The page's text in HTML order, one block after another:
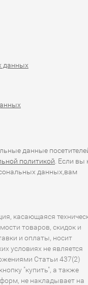
данных
данные
политикой . Если вы
данных,вам
касающаяся
товаров, скидок и
и оплаты, носит
условиях не является
Статьи 437(2)
"купить", а также
не накладывает на